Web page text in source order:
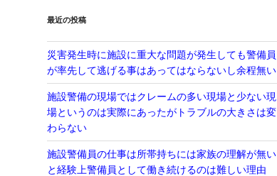
最近の投稿
災害発生時に施設に重大な問題が発生しても警備員
が率先して逃げる事はあってはならないし余程無い
施設警備の現場ではクレームの多い現場と少ない現
場というのは実際にあったがトラブルの大きさは変
わらない
施設警備員の仕事は所帯持ちには家族の理解が無い
と経験上警備員として働き続けるのは難しい理由